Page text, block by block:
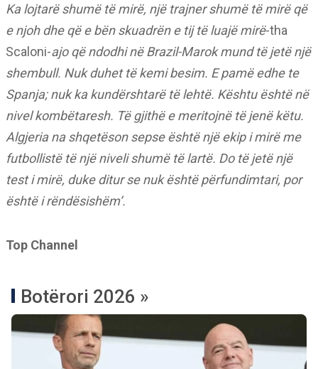
Ka lojtarë shumë të mirë, një trajner shumë të mirë që
e njoh dhe që e bën skuadrën e tij të luajë mirë-tha
Scaloni-ajo që ndodhi në Brazil-Marok mund të jetë një
shembull. Nuk duhet të kemi besim. E pamë edhe te
Spanja; nuk ka kundërshtarë të lehtë. Kështu është në
nivel kombëtaresh. Të gjithë e meritojnë të jenë këtu.
Algjeria na shqetëson sepse është një ekip i mirë me
futbollistë të një niveli shumë të lartë. Do të jetë një
test i mirë, duke ditur se nuk është përfundimtari, por
është i rëndësishëm’.
Top Channel
Botërori 2026 »